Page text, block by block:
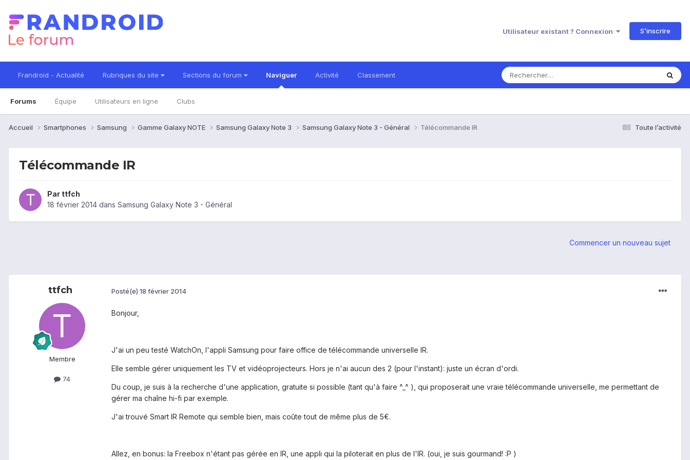
Utilisateur existant ? Connexion S’inscrire
Frandroid - Actualité Rubriques du site Sections du forum Naviguer
Forums Équipe Utilisateurs en ligne Clubs
Activité Classement
Toute l’activité
Accueil Smartphones Samsung Gamme Galaxy NOTE Samsung Galaxy Note 3 Samsung Galaxy Note 3 - Général Télécommande IR
Télécommande IR
Par ttfch
18 février 2014 dans Samsung Galaxy Note 3 - Général
Commencer un nouveau sujet
ttfch
Membre
74
Posté(e) 18 février 2014
Bonjour,
J'ai un peu testé WatchOn, l'appli Samsung pour faire office de télécommande universelle IR.
Elle semble gérer uniquement les TV et vidéoprojecteurs. Hors je n'ai aucun des 2 (pour l'instant): juste un écran d'ordi.
Du coup, je suis à la recherche d'une application, gratuite si possible (tant qu'à faire ^_^ ), qui proposerait une vraie télécommande universelle, me permettant de
gérer ma chaîne hi-fi par exemple.
J'ai trouvé Smart IR Remote qui semble bien, mais coûte tout de même plus de 5€.
Allez, en bonus: la Freebox n'étant pas gérée en IR, une appli qui la piloterait en plus de l'IR. (oui, je suis gourmand! :P )